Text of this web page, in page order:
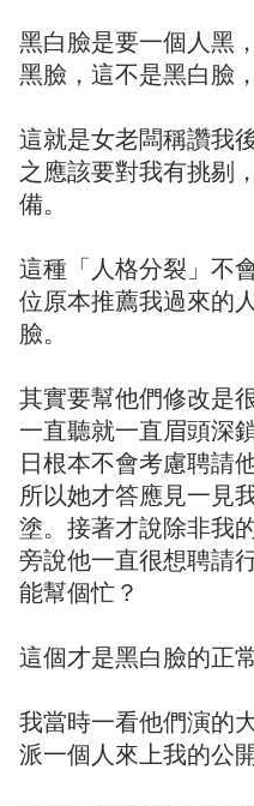
黑白臉是要一個人黑
黑臉，這不是黑白臉
這就是女老闆稱讚我
之應該要對我有挑剔
備。
這種「人格分裂」不
位原本推薦我過來的
臉。
其實要幫他們修改是
一直聽就一直眉頭深
日根本不會考慮聘請
所以她才答應見一見
塗。接著才說除非我
旁說他一直很想聘請
能幫個忙？
這個才是黑白臉的正常
我當時一看他們演的
派一個人來上我的公